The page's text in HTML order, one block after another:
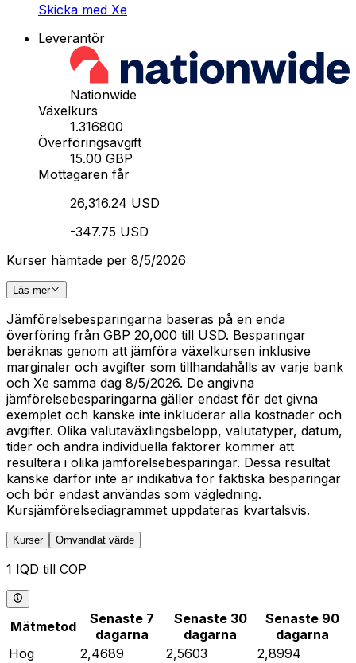
Skicka med Xe
Leverantör
Nationwide
Växelkurs
1.316800
Överföringsavgift
15.00 GBP
Mottagaren får
26,316.24 USD
-347.75 USD
Kurser hämtade per 8/5/2026
Läs mer
Jämförelsebesparingarna baseras på en enda
överföring från GBP 20,000 till USD. Besparingar
beräknas genom att jämföra växelkursen inklusive
marginaler och avgifter som tillhandahålls av varje bank
och Xe samma dag 8/5/2026. De angivna
jämförelsebesparingarna gäller endast för det givna
exemplet och kanske inte inkluderar alla kostnader och
avgifter. Olika valutaväxlingsbelopp, valutatyper, datum,
tider och andra individuella faktorer kommer att
resultera i olika jämförelsebesparingar. Dessa resultat
kanske därför inte är indikativa för faktiska besparingar
och bör endast användas som vägledning.
Kursjämförelsediagrammet uppdateras kvartalsvis.
Kurser Omvandlat värde
1 IQD till COP
Mätmetod
Senaste 7
dagarna
Senaste 30
dagarna
Senaste 90
dagarna
Hög
2,4689 2,5603
2,8994